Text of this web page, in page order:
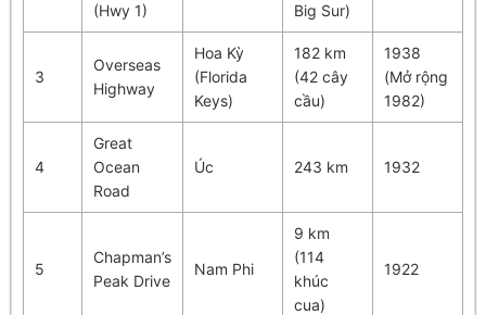
(Hwy 1)
Big Sur)
3
Overseas
Highway
Hoa Kỳ
(Florida
Keys)
182 km
(42 cây
cầu)
1938
(Mở rộng
1982)
4
Great
Ocean
Road
Úc 243 km 1932
5
Chapman’s
Peak Drive
Nam Phi
9 km
(114
khúc
cua)
1922